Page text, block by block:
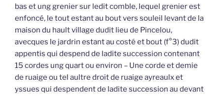
bas et ung grenier sur ledit comble, lequel grenier est
enfoncé, le tout estant au bout vers souleil levant de la
maison du hault village dudit lieu de Pincelou,
avecques le jardrin estant au costé et bout (f°3) dudit
appentis qui despend de ladite succession contenant
15 cordes ung quart ou environ – Une corde et demie
de ruaige ou tel aultre droit de ruaige ayreaulx et
yssues qui despendent de ladite succession au devant